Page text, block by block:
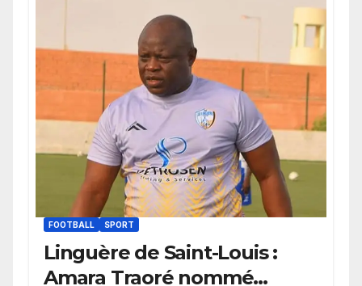
FOOTBALL SPORT
Linguère de Saint-Louis :
Amara Traoré nommé